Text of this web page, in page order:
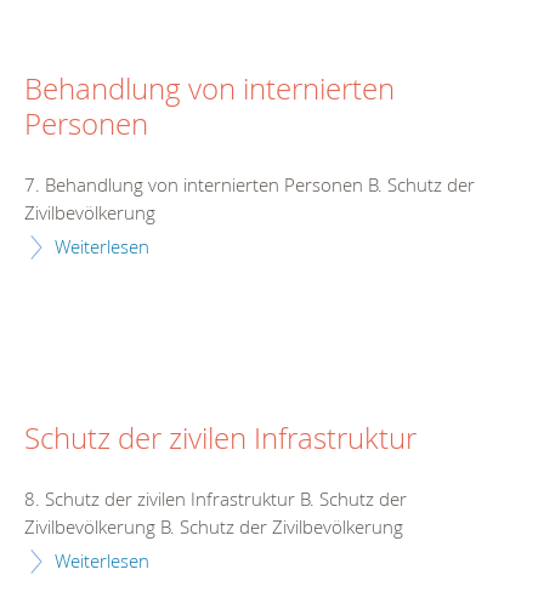
Behandlung von internierten
Personen
7. Behandlung von internierten Personen B. Schutz der
Zivilbevölkerung
Weiterlesen
Schutz der zivilen Infrastruktur
8. Schutz der zivilen Infrastruktur B. Schutz der
Zivilbevölkerung B. Schutz der Zivilbevölkerung
Weiterlesen